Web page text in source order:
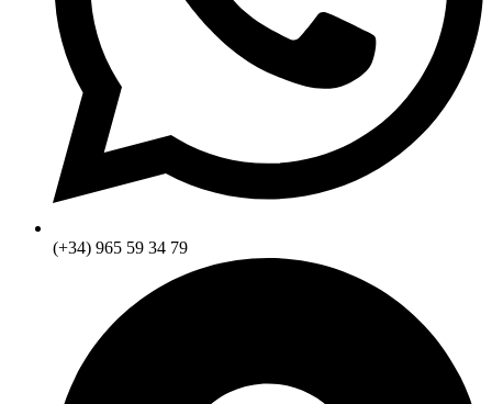
(+34) 965 59 34 79